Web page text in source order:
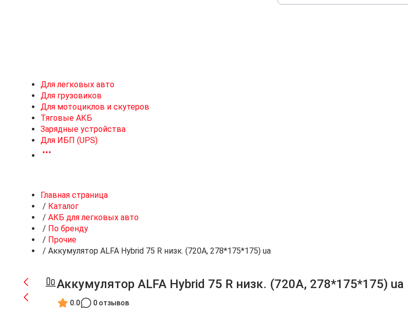
Для легковых авто
Для грузовиков
Для мотоциклов и скутеров
Тяговые АКБ
Зарядные устройства
Для ИБП (UPS)
Главная страница
/ Каталог
/ АКБ для легковых авто
/ По бренду
/ Прочие
/ Аккумулятор ALFA Hybrid 75 R низк. (720A, 278*175*175) ua
Аккумулятор ALFA Hybrid 75 R низк. (720A, 278*175*175) ua
0.0 0 отзывов